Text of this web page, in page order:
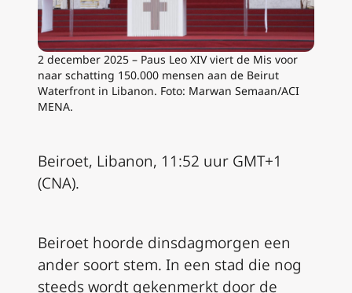
2 december 2025 – Paus Leo XIV viert de Mis voor
naar schatting 150.000 mensen aan de Beirut
Waterfront in Libanon. Foto: Marwan Semaan/ACI
MENA.
Beiroet, Libanon, 11:52 uur GMT+1
(CNA).
Beiroet hoorde dinsdagmorgen een
ander soort stem. In een stad die nog
steeds wordt gekenmerkt door de